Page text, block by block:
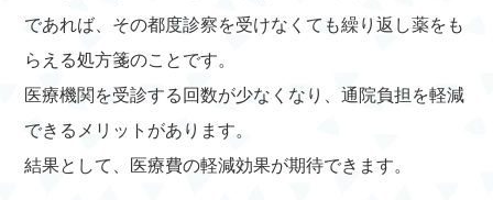
であれば、その都度診察を受けなくても繰り返し薬をも
らえる処方箋のことです。
医療機関を受診する回数が少なくなり、通院負担を軽減
できるメリットがあります。
結果として、医療費の軽減効果が期待できます。